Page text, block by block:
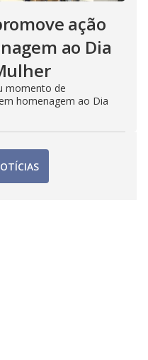
ação
ao Dia
momento de
homenagem ao Dia